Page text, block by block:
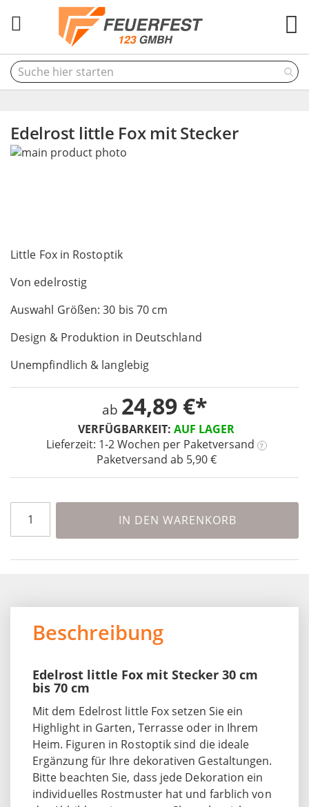
Edelrost little Fox mit Stecker
Little Fox in Rostoptik
Von edelrostig
Auswahl Größen: 30 bis 70 cm
Design & Produktion in Deutschland
Unempfindlich & langlebig
VERFÜGBARKEIT: AUF LAGER
Lieferzeit: 1-2 Wochen per Paketversand ?
Paketversand ab 5,90 €
ab 24,89 €
IN DEN WARENKORB
Skip
gallery
to
beginning
the
images
gallery
Beschreibung
Edelrost little Fox mit Stecker 30 cm
bis 70 cm
Mit dem Edelrost little Fox setzen Sie ein
Highlight in Garten, Terrasse oder in Ihrem
Heim. Figuren in Rostoptik sind die ideale
Ergänzung für Ihre dekorativen Gestaltungen.
Bitte beachten Sie, dass jede Dekoration ein
individuelles Rostmuster hat und farblich von